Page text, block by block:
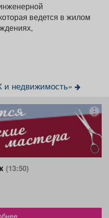
ведется в жилом
и недвижимость»
(13:50)